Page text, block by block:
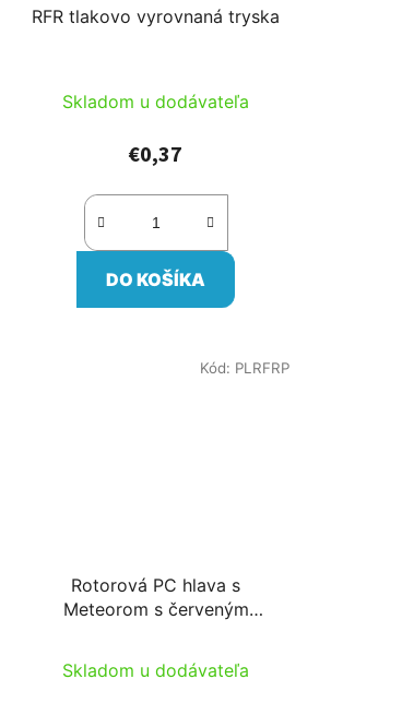
RFR tlakovo vyrovnaná tryska
Skladom u dodávateľa
€0,37
DO KOŠÍKA
Rotorová PC hlava s
Meteorom s červeným
Skladom u dodávateľa
Kód: PLRFRP